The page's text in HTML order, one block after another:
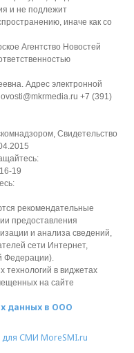
и не подлежит
иначе как со
Агентство Новостей
Адрес электронной
+7 (391)
Свидетельство
19
рекомендательные
предоставления
и анализа сведений,
сети Интернет,
Федерации).
технологий в виджетах
на сайте
данных в ООО
для СМИ MoreSMI.ru